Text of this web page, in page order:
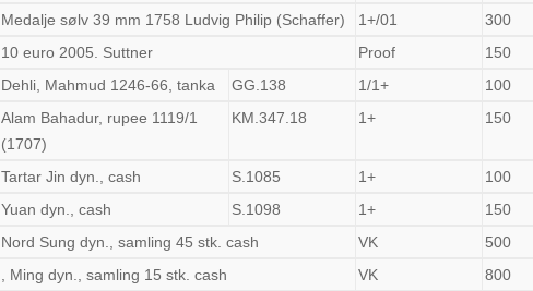
Medalje sølv 39 mm 1758 Ludvig Philip (Schaffer) 1+/01
300
10 euro 2005. Suttner Proof
150
Dehli, Mahmud 1246-66, tanka GG.138 1/1+
100
Alam Bahadur, rupee 1119/1
(1707)
KM.347.18 1+ 150
Tartar Jin dyn., cash S.1085 1+
100
Yuan dyn., cash S.1098 1+
150
Nord Sung dyn., samling 45 stk. cash VK
500
, Ming dyn., samling 15 stk. cash VK
800